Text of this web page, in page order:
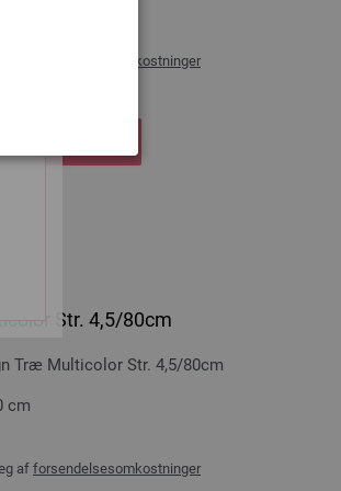
forsendelsesomkostninger
Str. 4,5/80cm
Træ Multicolor Str. 4,5/80cm
cm
af forsendelsesomkostninger